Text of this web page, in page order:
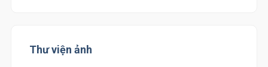
Thư viện ảnh